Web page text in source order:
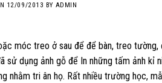
12/09/2013 BY ADMIN
móc treo ở sau để để bàn, treo
dụng ảnh gỗ để In những tấm ảnh kỉ
nhằm tri ân họ. Rất nhiều trường học,